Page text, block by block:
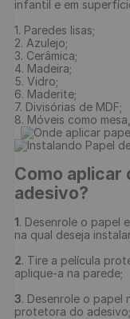
infantil e em
1. Paredes lisas;
2. Azulejo;
3. Cerâmica;
4. Madeira;
5. Vidro;
6. Maderite;
7. Divisórias de MDF;
8. Móveis como
Como aplicar
adesivo?
1. Desenrole o papel
na qual deseja
2. Tire a película
aplique-a na parede;
3. Desenrole o papel
protetora do adesivo;